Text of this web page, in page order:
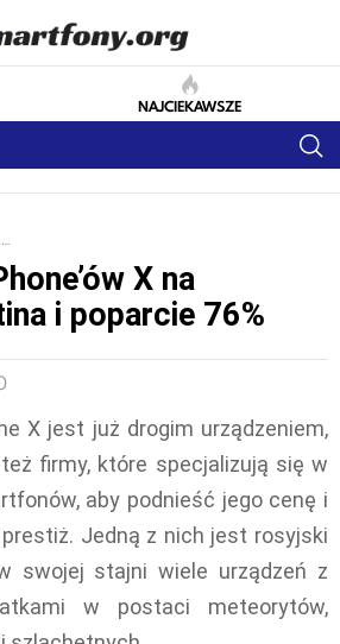
NAJCIEKAWSZE
X na
i poparcie 76%
X jest już drogim urządzeniem,
firmy, które specjalizują się w
aby podnieść jego cenę i
Jedną z nich jest rosyjski
swojej stajni wiele urządzeń z
w postaci meteorytów,